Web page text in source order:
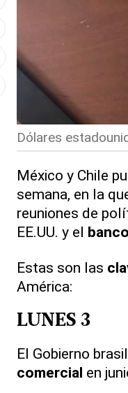
Dólares
México y Chile
semana, en la
reuniones de
EE.UU. y el
Estas son las
América:
LUNES 3
El Gobierno
comercial en